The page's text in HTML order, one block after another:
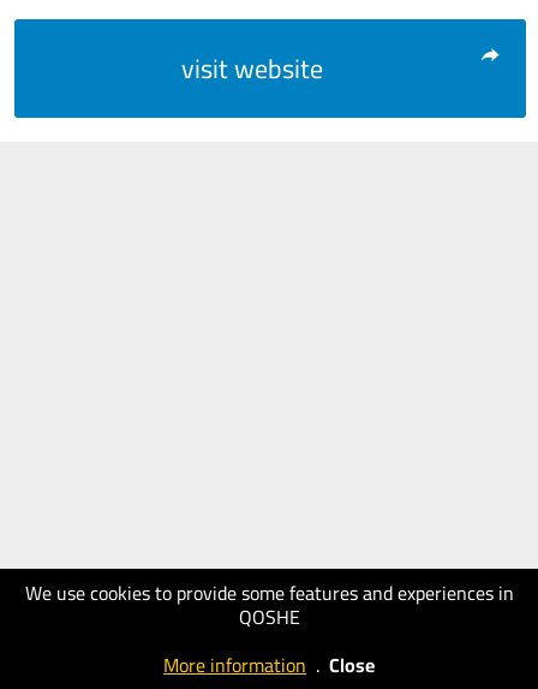
We use cookies to provide some features and experiences in
QOSHE
More information . Close
visit website